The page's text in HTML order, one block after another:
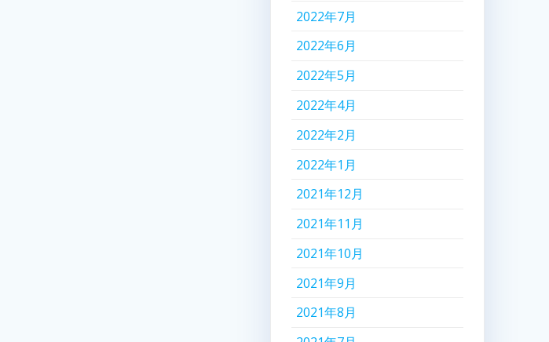
2022年7月
2022年6月
2022年5月
2022年4月
2022年2月
2022年1月
2021年12月
2021年11月
2021年10月
2021年9月
2021年8月